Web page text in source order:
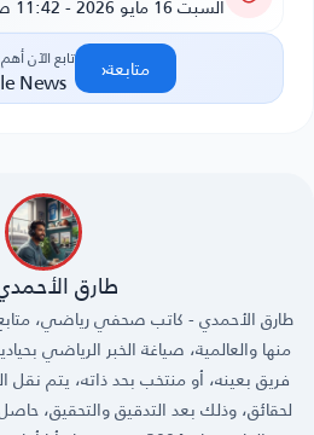
السبت 16 مايو 2026 - 11:42 صباحًا
تابع الآن أهم
News متابعة‹
طارق
طارق الأحمدي - كاتب صحفي رياضي، متابع
منها والعالمية، صياغة الخبر الرياضي
فريق بعينه، أو منتخب بحد ذاته، يتم نقل
لحقائق، وذلك بعد التدقيق والتحقيق،